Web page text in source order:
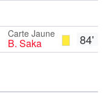
84'
Carte Jaune
B. Saka